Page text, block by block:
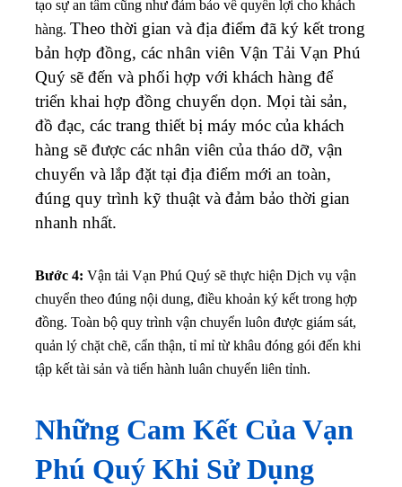
tạo sự an tâm cũng như đảm bảo về quyền lợi cho khách
hàng. Theo thời gian và địa điểm đã ký kết trong
bản hợp đồng, các nhân viên Vận Tải Vạn Phú
Quý sẽ đến và phối hợp với khách hàng để
triển khai hợp đồng chuyển dọn. Mọi tài sản,
đồ đạc, các trang thiết bị máy móc của khách
hàng sẽ được các nhân viên của tháo dỡ, vận
chuyển và lắp đặt tại địa điểm mới an toàn,
đúng quy trình kỹ thuật và đảm bảo thời gian
nhanh nhất.
Bước 4: Vận tải Vạn Phú Quý sẽ thực hiện Dịch vụ vận
chuyển theo đúng nội dung, điều khoản ký kết trong hợp
đồng. Toàn bộ quy trình vận chuyển luôn được giám sát,
quản lý chặt chẽ, cẩn thận, tỉ mỉ từ khâu đóng gói đến khi
tập kết tài sản và tiến hành luân chuyển liên tỉnh.
Những Cam Kết Của Vạn
Phú Quý Khi Sử Dụng